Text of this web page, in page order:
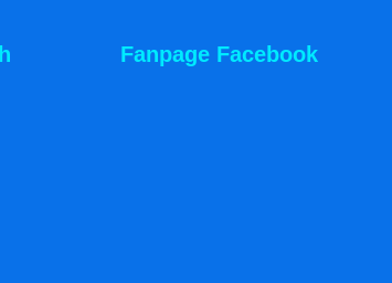
nhanh và sâu. Dàn đồng giúp tủ duy
Fanpage Facebook